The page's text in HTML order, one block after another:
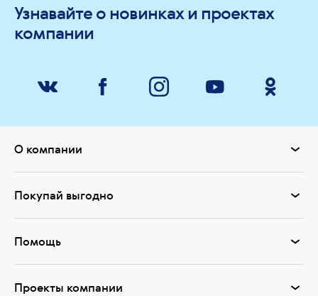
Узнавайте о новинках и проектах
компании
О компании
Покупай выгодно
Помощь
Проекты компании